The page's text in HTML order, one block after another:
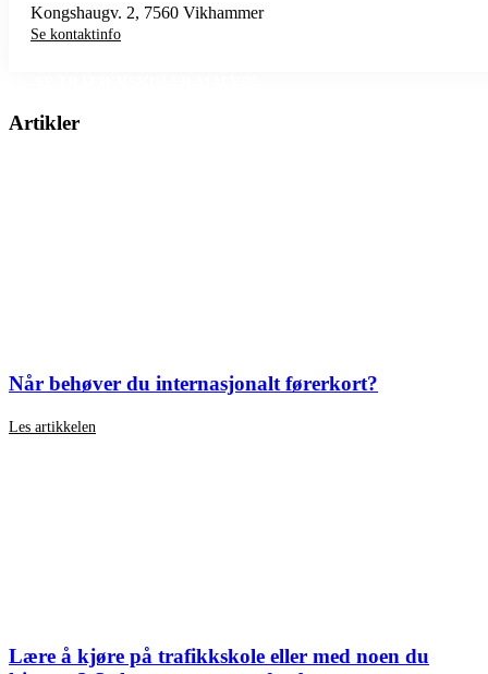
Kongshaugv. 2, 7560 Vikhammer
Se kontaktinfo
Artikler
Når behøver du internasjonalt førerkort?
Les artikkelen
Lære å kjøre på trafikkskole eller med noen du